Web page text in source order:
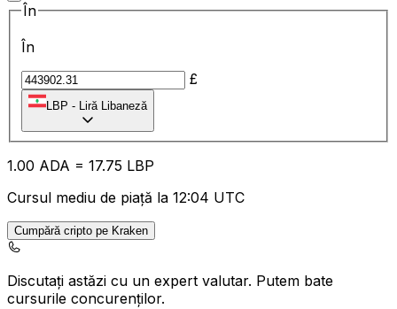
În
În
£
LBP - Liră Libaneză
1.00 ADA = 17.75 LBP
Cursul mediu de piață la 12:04 UTC
Cumpără cripto pe Kraken
Discutați astăzi cu un expert valutar. Putem bate
cursurile concurenților.